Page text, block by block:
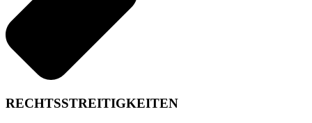
RECHTSSTREITIGKEITEN